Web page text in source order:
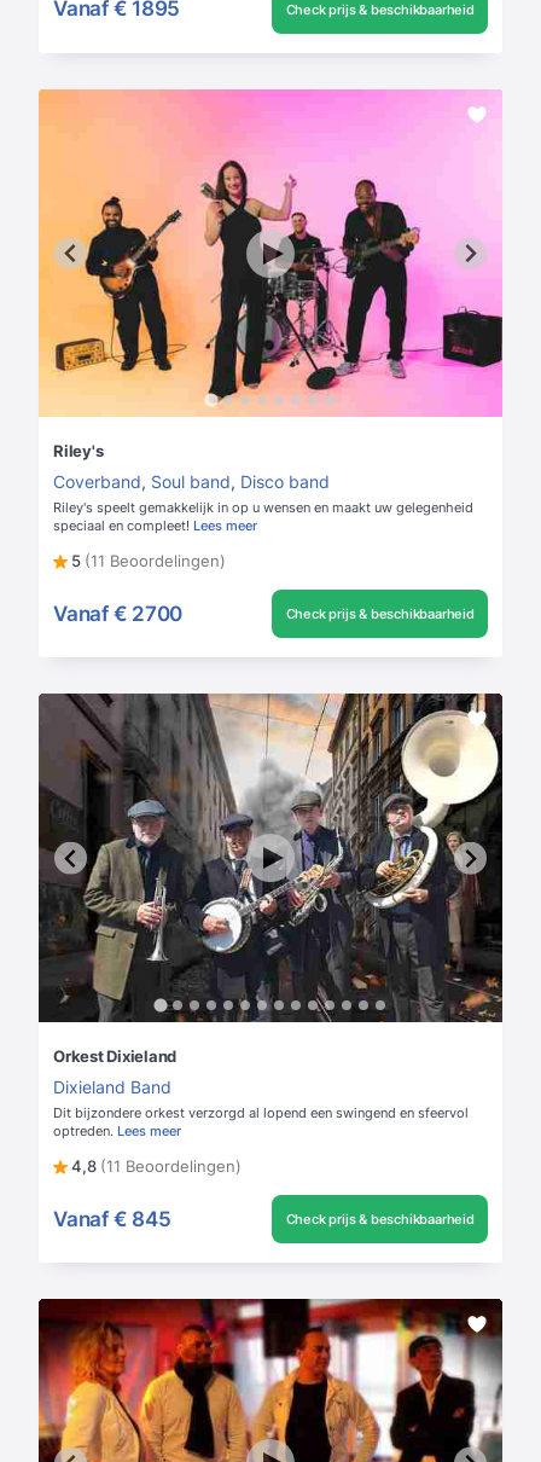
Vanaf € 1895 Check prijs & beschikbaarheid
Riley's
Coverband, Soul band, Disco band
Riley's speelt gemakkelijk in op u wensen en maakt uw gelegenheid
speciaal en compleet! Lees meer
5 (11 Beoordelingen)
Vanaf € 2700 Check prijs & beschikbaarheid
Orkest Dixieland
Dixieland Band
Dit bijzondere orkest verzorgd al lopend een swingend en sfeervol
optreden. Lees meer
4,8 (11 Beoordelingen)
Vanaf € 845 Check prijs & beschikbaarheid